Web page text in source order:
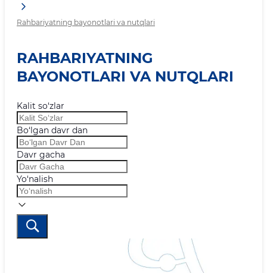
Rahbariyatning bayonotlari va nutqlari
RAHBARIYATNING
BAYONOTLARI VA NUTQLARI
Kalit so‘zlar
Bo‘lgan davr dan
Davr gacha
Yo‘nalish